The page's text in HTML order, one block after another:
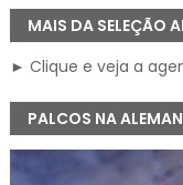
MAIS DA SELEÇÃO
► Clique e veja a
PALCOS NA